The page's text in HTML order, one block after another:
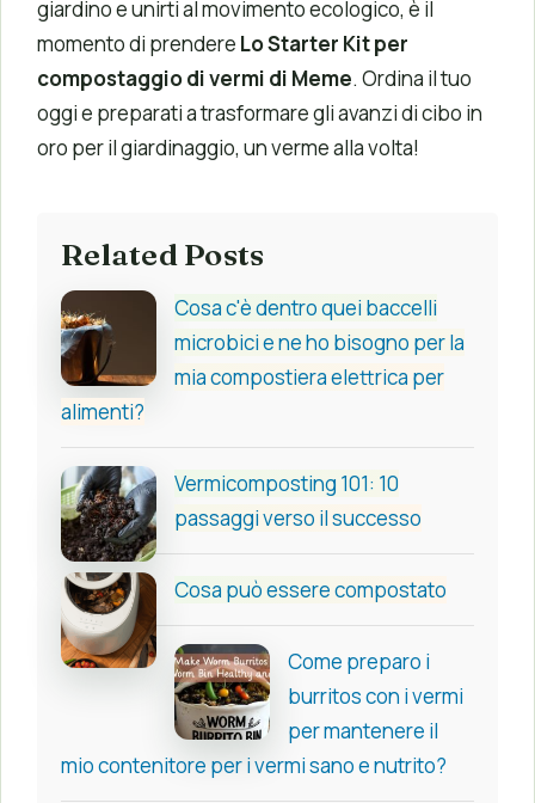
giardino e unirti al movimento ecologico, è il
momento di prendere Lo Starter Kit per
compostaggio di vermi di Meme. Ordina il tuo
oggi e preparati a trasformare gli avanzi di cibo in
oro per il giardinaggio, un verme alla volta!
Related Posts
Cosa c'è dentro quei baccelli
microbici e ne ho bisogno per la
mia compostiera elettrica per
alimenti?
Vermicomposting 101: 10
passaggi verso il successo
Cosa può essere compostato
Come preparo i
burritos con i vermi
per mantenere il
mio contenitore per i vermi sano e nutrito?